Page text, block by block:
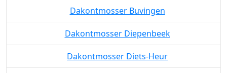
Dakontmosser Buvingen
Dakontmosser Diepenbeek
Dakontmosser Diets-Heur